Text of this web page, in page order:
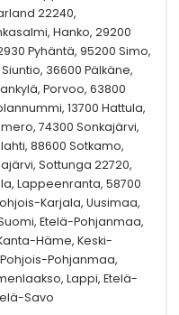
22240,
Hanko, 29200
Pyhäntä, 95200 Simo,
36600 Pälkäne,
Porvoo, 63800
13700 Hattula,
74300 Sonkajärvi,
88600 Sotkamo,
Sottunga 22720,
Lappeenranta, 58700
Karjala, Uusimaa,
Etelä-Pohjanmaa,
Häme, Keski-
Pohjanmaa,
Lappi, Etelä-
Savo